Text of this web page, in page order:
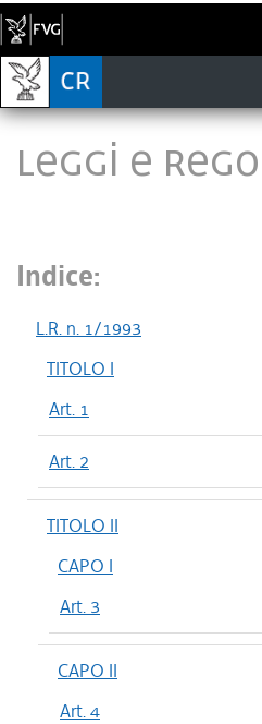
LEGGI E
Indice:
L.R. n. 1/1993
TITOLO I
Art. 1
Art. 2
TITOLO II
CAPO I
Art. 3
CAPO II
Art. 4